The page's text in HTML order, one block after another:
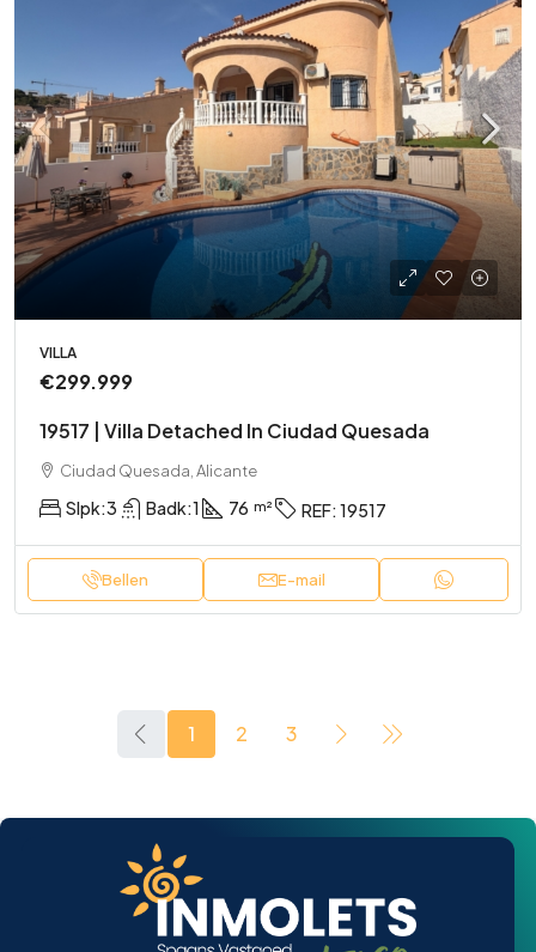
VILLA
€299.999
19517 | Villa Detached In Ciudad Quesada
Ciudad Quesada, Alicante
Slpk:3 Badk:1 76 REF: 19517
Bellen E-mail
1 2 3